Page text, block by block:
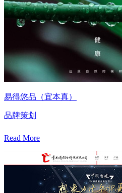
易得悠品（宜本真）
品牌策划
Read More